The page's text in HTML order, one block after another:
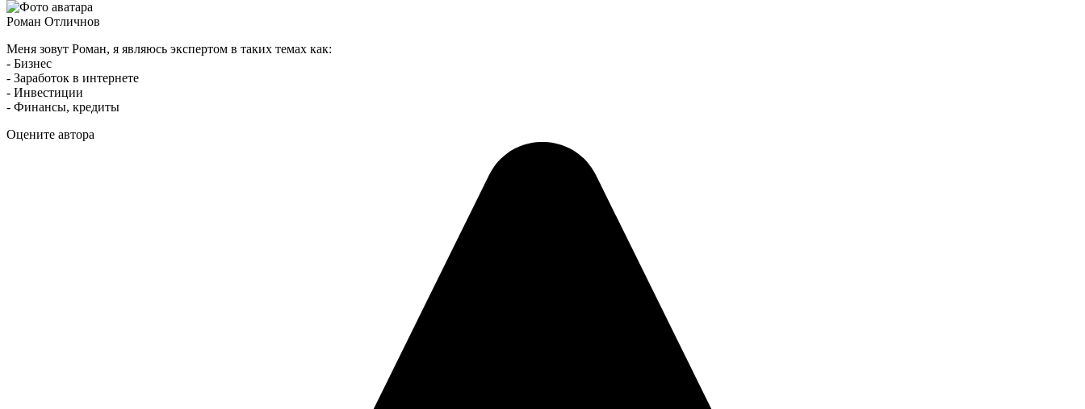
Роман Отличнов
Меня зовут Роман, я являюсь экспертом в таких темах как:
- Бизнес
- Заработок в интернете
- Инвестиции
- Финансы, кредиты
Оцените автора